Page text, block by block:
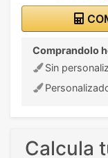
Comprandolo
Sin
Calcula